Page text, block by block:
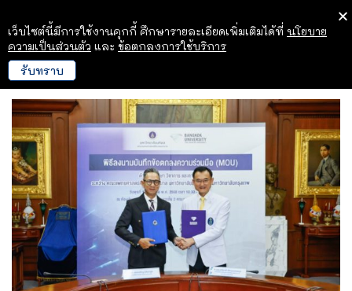
เว็บไซต์นี้มีการใช้งานคุกกี้ ศึกษารายละเอียดเพิ่มเติมได้ที่ นโยบาย
ความเป็นส่วนตัว และ ข้อตกลงการใช้บริการ
รับทราบ